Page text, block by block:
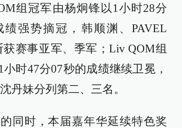
组冠军由杨炯锋以1小时28分
绩强势摘冠，韩顺渊、PAVEL
赛事亚军、季军；Liv QOM组
时47分07秒的成绩继续卫冕，
丹妹分列第二、三名。
同时，本届嘉年华延续特色奖